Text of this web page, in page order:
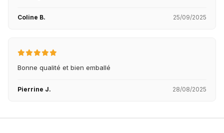
Coline B. 25/09/2025
Bonne qualité et bien emballé
Pierrine J. 28/08/2025